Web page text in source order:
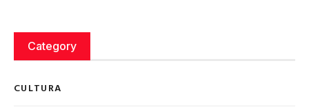
Category
CULTURA